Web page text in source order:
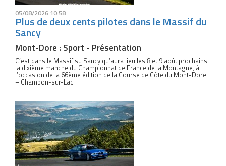
05/08/2026 10:58
Plus de deux cents pilotes dans le Massif du
Sancy
Mont-Dore : Sport - Présentation
C’est dans le Massif su Sancy qu’aura lieu les 8 et 9 août prochains
la dixième manche du Championnat de France de la Montagne, à
l’occasion de la 66ème édition de la Course de Côte du Mont-Dore
– Chambon-sur-Lac.